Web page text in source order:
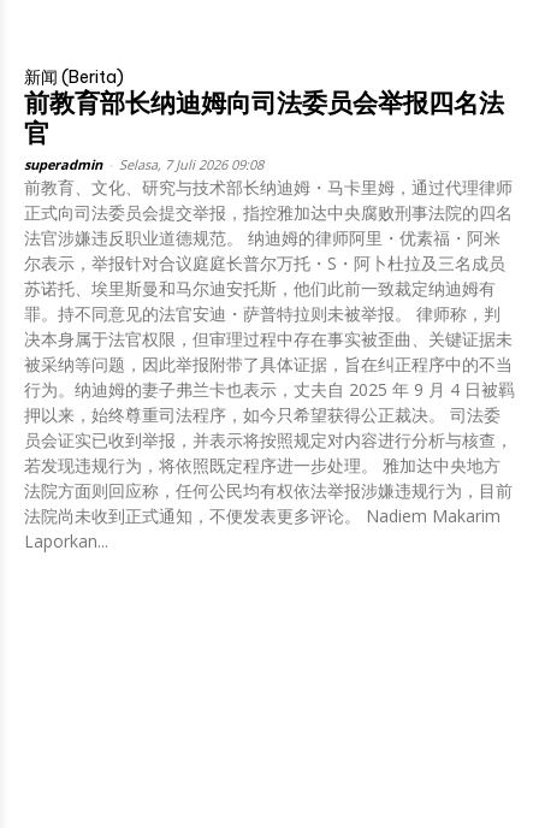
新闻 (Berita)
前教育部长纳迪姆向司法委员会举报四名法
官
superadmin Selasa, 7 Juli 2026 09:08
前教育、文化、研究与技术部长纳迪姆・马卡里姆，通过代理律师
正式向司法委员会提交举报，指控雅加达中央腐败刑事法院的四名
法官涉嫌违反职业道德规范。 纳迪姆的律师阿里・优素福・阿米
尔表示，举报针对合议庭庭长普尔万托・S・阿卜杜拉及三名成员
苏诺托、埃里斯曼和马尔迪安托斯，他们此前一致裁定纳迪姆有
罪。持不同意见的法官安迪・萨普特拉则未被举报。 律师称，判
决本身属于法官权限，但审理过程中存在事实被歪曲、关键证据未
被采纳等问题，因此举报附带了具体证据，旨在纠正程序中的不当
行为。纳迪姆的妻子弗兰卡也表示，丈夫自 2025 年 9 月 4 日被羁
押以来，始终尊重司法程序，如今只希望获得公正裁决。 司法委
员会证实已收到举报，并表示将按照规定对内容进行分析与核查，
若发现违规行为，将依照既定程序进一步处理。 雅加达中央地方
法院方面则回应称，任何公民均有权依法举报涉嫌违规行为，目前
法院尚未收到正式通知，不便发表更多评论。 Nadiem Makarim
Laporkan...